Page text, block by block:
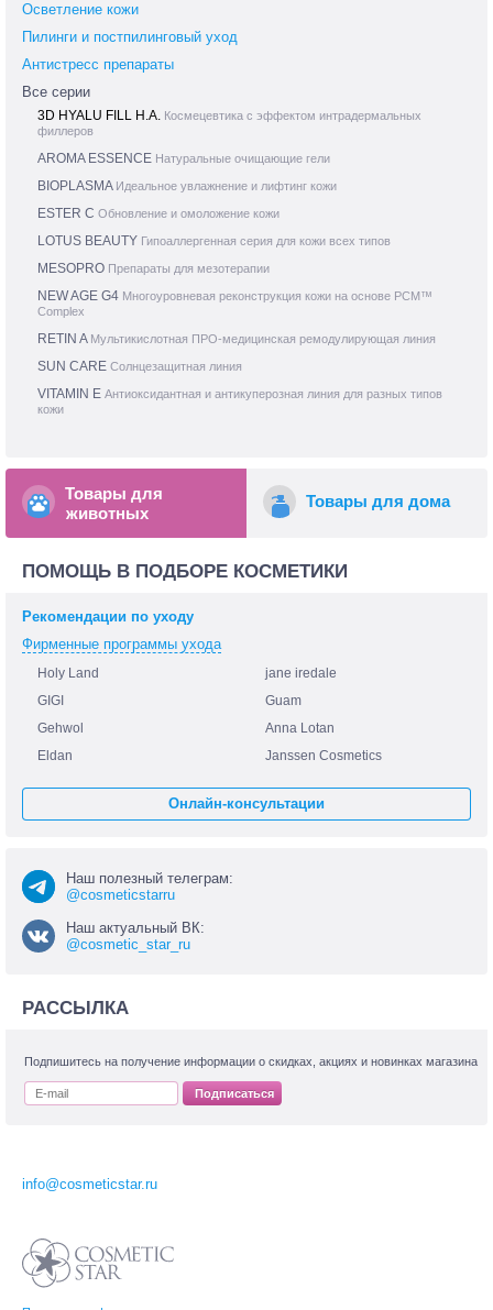
Осветление кожи
Пилинги и постпилинговый уход
Антистресс препараты
Все серии
3D HYALU FILL H.A. Космецевтика с эффектом интрадермальных
филлеров
AROMA ESSENCE Натуральные очищающие гели
BIOPLASMA Идеальное увлажнение и лифтинг кожи
ESTER C Обновление и омоложение кожи
LOTUS BEAUTY Гипоаллергенная серия для кожи всех типов
MESOPRO Препараты для мезотерапии
NEW AGE G4 Многоуровневая реконструкция кожи на основе PCM™
Complex
RETIN A Мультикислотная ПРО-медицинская ремодулирующая линия
SUN CARE Солнцезащитная линия
VITAMIN E Антиоксидантная и антикуперозная линия для разных типов
кожи
Товары для
животных
Товары для дома
ПОМОЩЬ В ПОДБОРЕ КОСМЕТИКИ
Рекомендации по уходу
Фирменные программы ухода
Holy Land
jane iredale
GIGI
Guam
Gehwol
Anna Lotan
Eldan
Janssen Cosmetics
Онлайн-консультации
Наш полезный телеграм:
@cosmeticstarru
Наш актуальный ВК:
@cosmetic_star_ru
РАССЫЛКА
Подпишитесь на получение информации о скидках, акциях и новинках магазина
Подписаться
info@cosmeticstar.ru